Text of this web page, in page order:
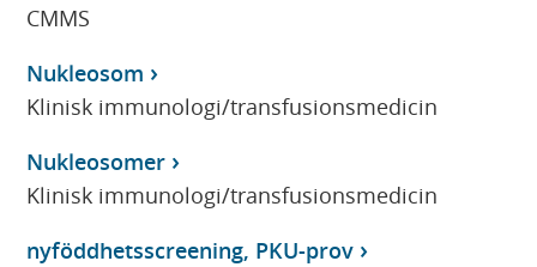
CMMS
Nukleosom
Klinisk immunologi/transfusionsmedicin
Nukleosomer
Klinisk immunologi/transfusionsmedicin
nyföddhetsscreening, PKU-prov